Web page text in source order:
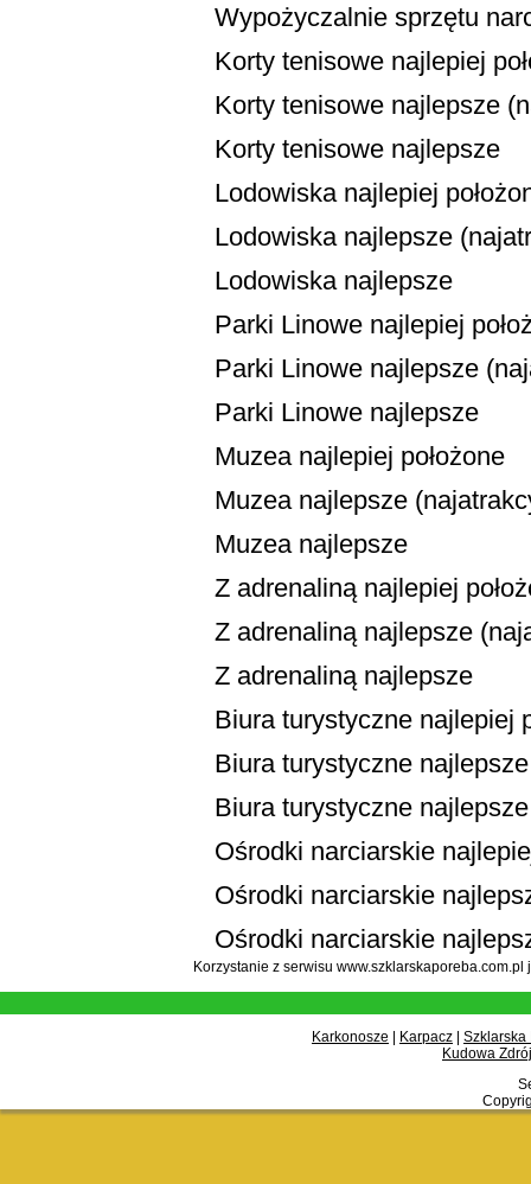
Wypożyczalnie sprzętu
Korty tenisowe najlepiej
Korty tenisowe najlepsze
Korty tenisowe najlepsze
Lodowiska najlepiej
Lodowiska najlepsze
Lodowiska najlepsze
Parki Linowe najlepiej
Parki Linowe najlepsze
Parki Linowe najlepsze
Muzea najlepiej położone
Muzea najlepsze
Muzea najlepsze
Z adrenaliną najlepiej
Z adrenaliną najlepsze
Z adrenaliną najlepsze
Biura turystyczne najlepiej
Biura turystyczne
Biura turystyczne najlepsze
Ośrodki narciarskie
Ośrodki narciarskie
Ośrodki narciarskie
Korzystanie z serwisu
Karkonosze Karpacz
Szklarska
Kudowa